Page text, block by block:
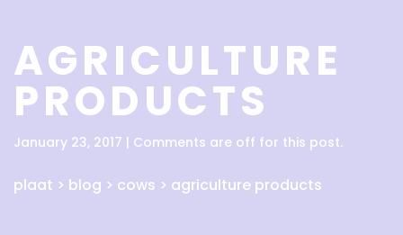
AGRICULTURE
PRODUCTS
January 23, 2017 | Comments are off for this post.
plaat > blog > cows > agriculture products